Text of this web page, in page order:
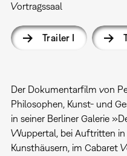
Vortragssaal
Trailer I
Der Dokumentarfilm von
Philosophen, Kunst- und
in seiner Berliner Galerie
Wuppertal, bei Auftritten in
Kunsthäusern, im Cabaret